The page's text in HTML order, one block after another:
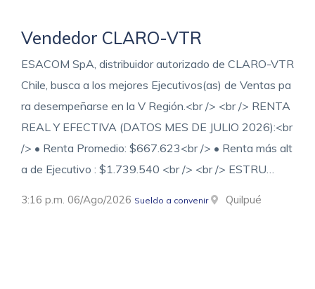
Vendedor CLARO-VTR
ESACOM SpA, distribuidor autorizado de CLARO-VTR
Chile, busca a los mejores Ejecutivos(as) de Ventas pa
ra desempeñarse en la V Región.<br /> <br /> RENTA
REAL Y EFECTIVA (DATOS MES DE JULIO 2026):<br
/> • Renta Promedio: $667.623<br /> • Renta más alt
a de Ejecutivo : $1.739.540 <br /> <br /> ESTRU…
3:16 p.m. 06/Ago/2026 Sueldo a convenir Quilpué